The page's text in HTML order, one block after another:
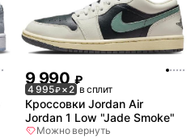
9 990 ₽
4 995₽× 2 в сплит
Кроссовки Jordan Air
Jordan 1 Low "Jade Smoke"
Можно вернуть